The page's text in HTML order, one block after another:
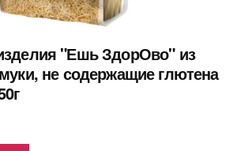
"Ешь ЗдорОво" из
не содержащие глютена